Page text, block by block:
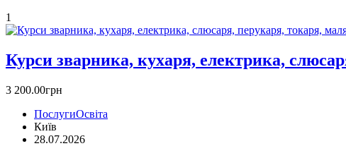
1
Курси зварника, кухаря, електрика,
3 200.00грн
ПослугиОсвіта
Київ
28.07.2026